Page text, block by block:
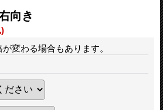
向き
変わる場合もあります。